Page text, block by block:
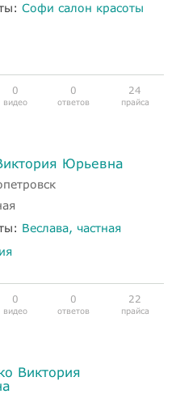
Софи салон красоты
0
видео
0
ответов
24
прайса
Юрьевна
Веслава, частная
0
видео
0
ответов
22
прайса
Виктория